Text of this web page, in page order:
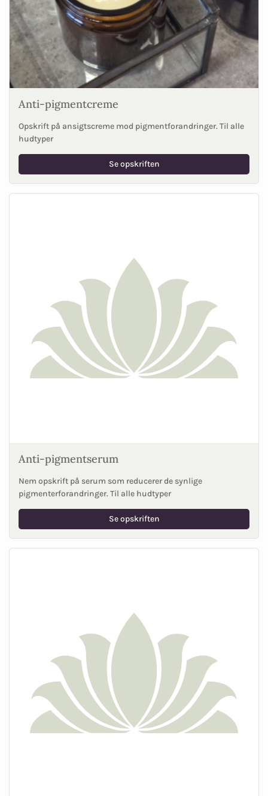
Anti-pigmentcreme
Opskrift på ansigtscreme mod pigmentforandringer. Til alle
hudtyper
Se opskriften
Anti-pigmentserum
Nem opskrift på serum som reducerer de synlige
pigmenterforandringer. Til alle hudtyper
Se opskriften